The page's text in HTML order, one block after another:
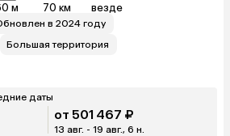
м 70 км везде
в 2024 году
Большая территория
даты
от 501 467 ₽
13 авг. - 19 авг., 6 н.